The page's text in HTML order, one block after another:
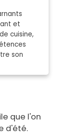
et
cuisine,
son
que l'on
d'été.